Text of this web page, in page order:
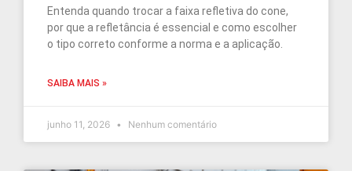
Entenda quando trocar a faixa refletiva do cone,
por que a refletância é essencial e como escolher
o tipo correto conforme a norma e a aplicação.
SAIBA MAIS »
junho 11, 2026 Nenhum comentário